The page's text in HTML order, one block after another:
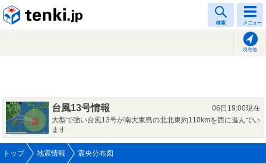
検索 メニュー
現在地
台風13号情報
06日19:00現在
大型で強い台風13号が南大東島の北北東約110kmを西に進んでい
ます
トップ 地震情報 震央分布図